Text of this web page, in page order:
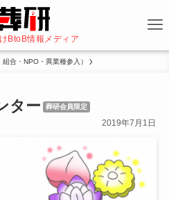
BtoB情報メディア
合・NPO・異業種参入）
ター 葬研会員限定
2019年7月1日